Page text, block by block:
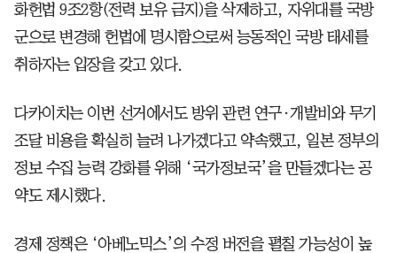
화헌법 9조2항(전력 보유 금지)을 삭제하고, 자위대를 국방
군으로 변경해 헌법에 명시함으로써 능동적인 국방 태세를
취하자는 입장을 갖고 있다.
다카이치는 이번 선거에서도 방위 관련 연구·개발비와 무기
조달 비용을 확실히 늘려 나가겠다고 약속했고, 일본 정부의
정보 수집 능력 강화를 위해 ‘국가정보국’을 만들겠다는 공
약도 제시했다.
경제 정책은 ‘아베노믹스’의 수정 버전을 펼칠 가능성이 높